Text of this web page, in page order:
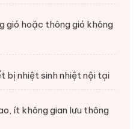
gió hoặc thông gió không
bị nhiệt sinh nhiệt nội tại
ít không gian lưu thông